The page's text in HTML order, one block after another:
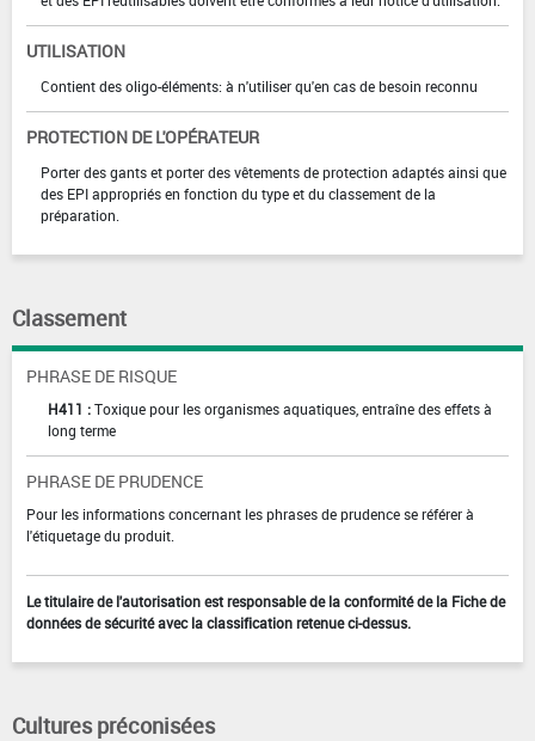
UTILISATION
Contient des oligo-éléments: à n'utiliser qu'en cas de besoin reconnu
PROTECTION DE L'OPÉRATEUR
Porter des gants et porter des vêtements de protection adaptés ainsi que
des EPI appropriés en fonction du type et du classement de la
préparation.
Classement
PHRASE DE RISQUE
H411 :Toxique pour les organismes aquatiques, entraîne des effets à
long terme
PHRASE DE PRUDENCE
Pour les informations concernant les phrases de prudence se référer à
l'étiquetage du produit.
Le titulaire de l'autorisation est responsable de la conformité de la Fiche de
données de sécurité avec la classification retenue ci-dessus.
Cultures préconisées